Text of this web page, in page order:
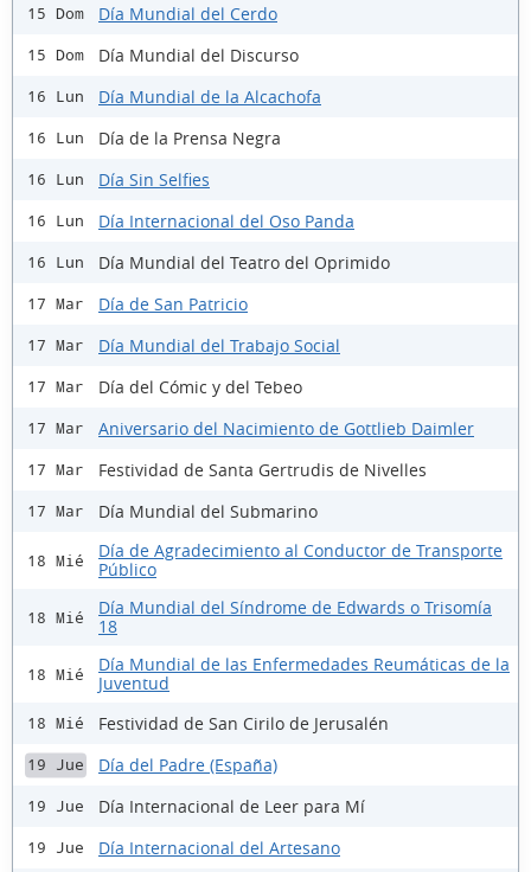
15 Dom Día Mundial del Cerdo
15 Dom Día Mundial del Discurso
16 Lun Día Mundial de la Alcachofa
16 Lun Día de la Prensa Negra
16 Lun Día Sin Selfies
16 Lun Día Internacional del Oso Panda
16 Lun Día Mundial del Teatro del Oprimido
17 Mar Día de San Patricio
17 Mar Día Mundial del Trabajo Social
17 Mar Día del Cómic y del Tebeo
17 Mar Aniversario del Nacimiento de Gottlieb Daimler
17 Mar Festividad de Santa Gertrudis de Nivelles
17 Mar Día Mundial del Submarino
18 Mié
Día de Agradecimiento al Conductor de Transporte
Público
18 Mié
Día Mundial del Síndrome de Edwards o Trisomía
18
18 Mié
Día Mundial de las Enfermedades Reumáticas de la
Juventud
18 Mié Festividad de San Cirilo de Jerusalén
19 Jue Día del Padre (España)
19 Jue Día Internacional de Leer para Mí
19 Jue Día Internacional del Artesano